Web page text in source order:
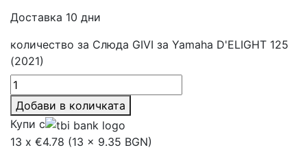
Доставка 10 дни
количество за Слюда GIVI за Yamaha D'ELIGHT 125
(2021)
Добави в количката
Купи с
13 x €4.78 (13 x 9.35 BGN)